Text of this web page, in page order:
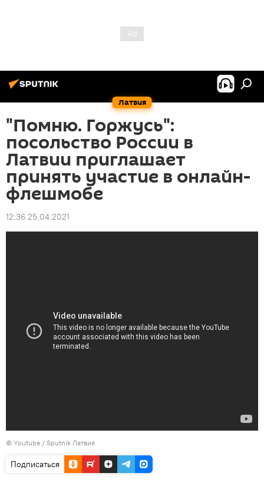
Латвия
"Помню. Горжусь":
посольство России в
Латвии приглашает
принять участие в онлайн-
флешмобе
12:36 25.04.2021
© Youtube / Sputnik Латвия
Подписаться